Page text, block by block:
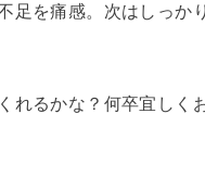
足を痛感。次はしっか
れるかな？何卒宜しく